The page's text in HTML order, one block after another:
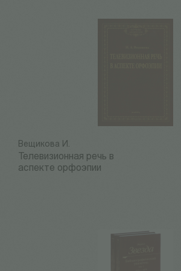
Вещикова И.
Телевизионная речь в
аспекте орфоэпии